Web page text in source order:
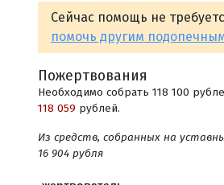
Сейчас помощь не
помочь другим
Пожертвования
Необходимо собрать 118 100
118 059 рублей.
Из средств, собранных на
16 904 рубля